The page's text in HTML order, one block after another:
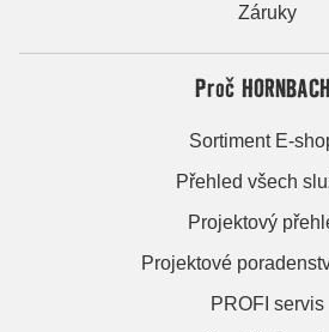
Záruky
Proč
Sortiment E-
Přehled všech
Projektový
Projektové
PROFI servis